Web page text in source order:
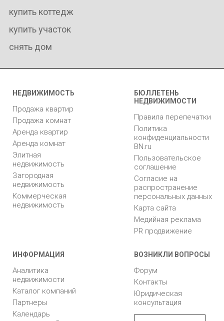
купить коттедж
купить участок
снять дом
НЕДВИЖИМОСТЬ
Продажа квартир
Продажа комнат
Аренда квартир
Аренда комнат
Элитная
недвижимость
Загородная
недвижимость
Коммерческая
недвижимость
БЮЛЛЕТЕНЬ
НЕДВИЖИМОСТИ
Правила перепечатки
Политика
конфиденциальности
BN.ru
Пользовательское
соглашение
Согласие на
распространение
персональных данных
Карта сайта
Медийная реклама
PR продвижение
ИНФОРМАЦИЯ
Аналитика
недвижимости
Каталог компаний
Партнеры
Календарь
ВОЗНИКЛИ ВОПРОСЫ
Форум
Контакты
Юридическая
консультация